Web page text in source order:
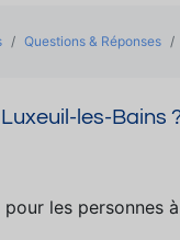
Questions & Réponses
les-Bains
les personnes